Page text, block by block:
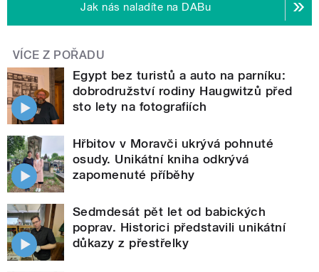
Jak nás naladíte na DABu
VÍCE Z POŘADU
Egypt bez turistů a auto na parníku:
dobrodružství rodiny Haugwitzů před
sto lety na fotografiích
Hřbitov v Moravči ukrývá pohnuté
osudy. Unikátní kniha odkrývá
zapomenuté příběhy
Sedmdesát pět let od babických
poprav. Historici představili unikátní
důkazy z přestřelky